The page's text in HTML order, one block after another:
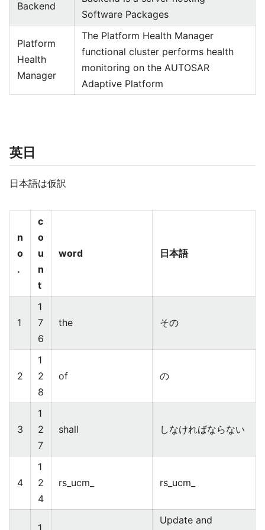
Backend
Software Packages
Platform
Health
Manager
The Platform Health Manager
functional cluster performs health
monitoring on the AUTOSAR
Adaptive Platform
英日
日本語は仮訳
n
o
.
c
o
u
n
t
word 日本語
1
1
7
6
the その
2
1
2
8
of の
3
1
2
7
shall しなければならない
4
1
2
4
rs_ucm_ rs_ucm_
1
Update and